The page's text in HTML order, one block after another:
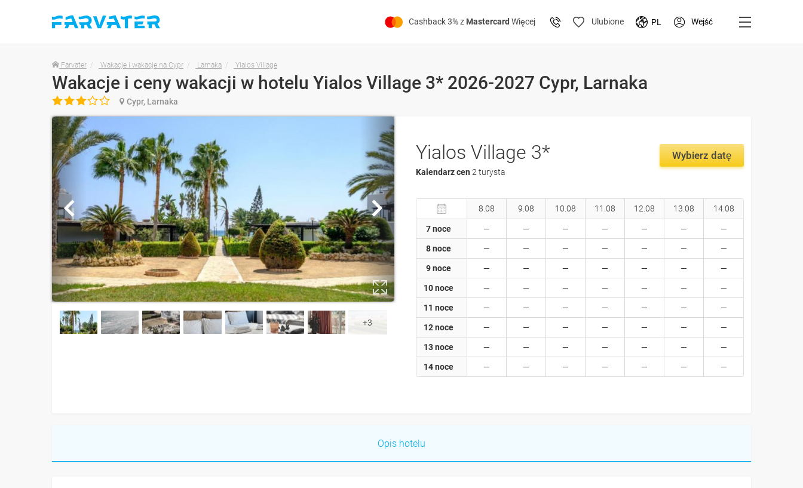
Cashback 3% z Mastercard Więcej Ulubione PL Wejść
Farvater Wakacje i wakacje na Cypr Larnaka Yialos Village
Wakacje i ceny wakacji w hotelu Yialos Village 3* 2026-2027 Cypr, Larnaka
 Cypr, Larnaka
+3
Yialos Village 3*
Kalendarz cen 2 turysta
Wybierz datę
7 noce
8 noce
9 noce
10 noce
11 noce
12 noce
13 noce
14 noce
8.08 9.08 10.08 11.08 12.08 13.08 14.08
Opis hotelu